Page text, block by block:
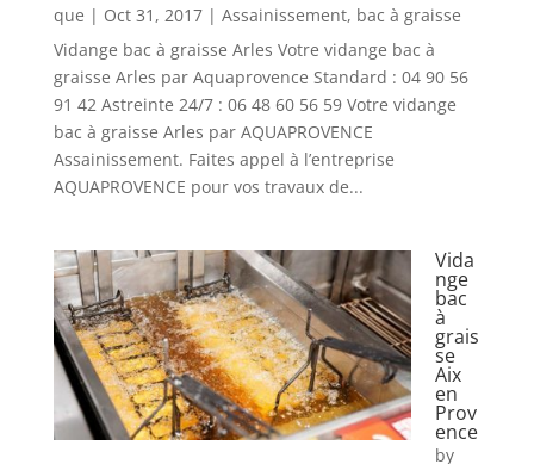
que | Oct 31, 2017| Assainissement, bac à graisse
Vidange bac à graisse Arles Votre vidange bac à
graisse Arles par Aquaprovence Standard : 04 90 56
91 42 Astreinte 24/7 : 06 48 60 56 59 Votre vidange
bac à graisse Arles par AQUAPROVENCE
Assainissement. Faites appel à l’entreprise
AQUAPROVENCE pour vos travaux de...
Vida
nge
bac
à
grais
se
Aix
en
Prov
ence
by